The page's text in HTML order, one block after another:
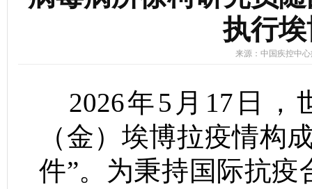
执行
来源：中国疾控中
2026年5月17日
（金）埃博拉疫情构
件”。 为秉持国际抗疫